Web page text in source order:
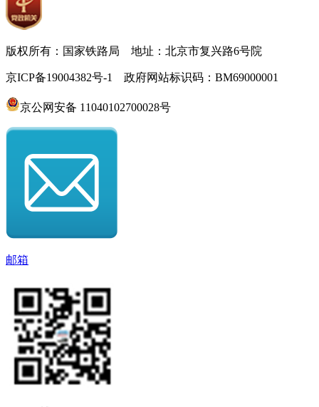
版权所有：国家铁路局 地址：北京市复兴路6号院
京ICP备19004382号-1 政府网站标识码：BM69000001
京公网安备 11040102700028号
邮箱